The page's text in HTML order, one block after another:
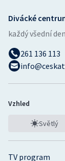
Vodní slalom
Volejbal
Ostatní
TV program
Divácké
každý všední
261 136 113
Vzhled
Světlý